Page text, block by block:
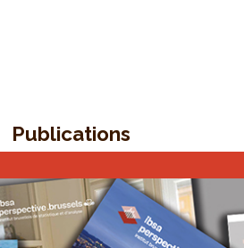
Publications